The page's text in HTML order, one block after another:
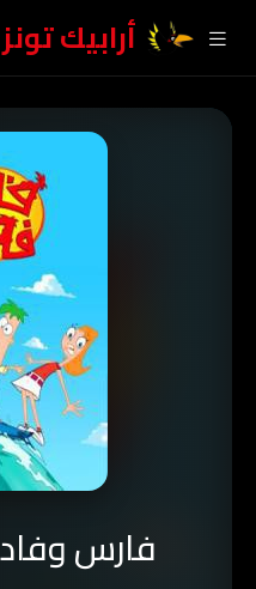
أرابيك تونز
فارس